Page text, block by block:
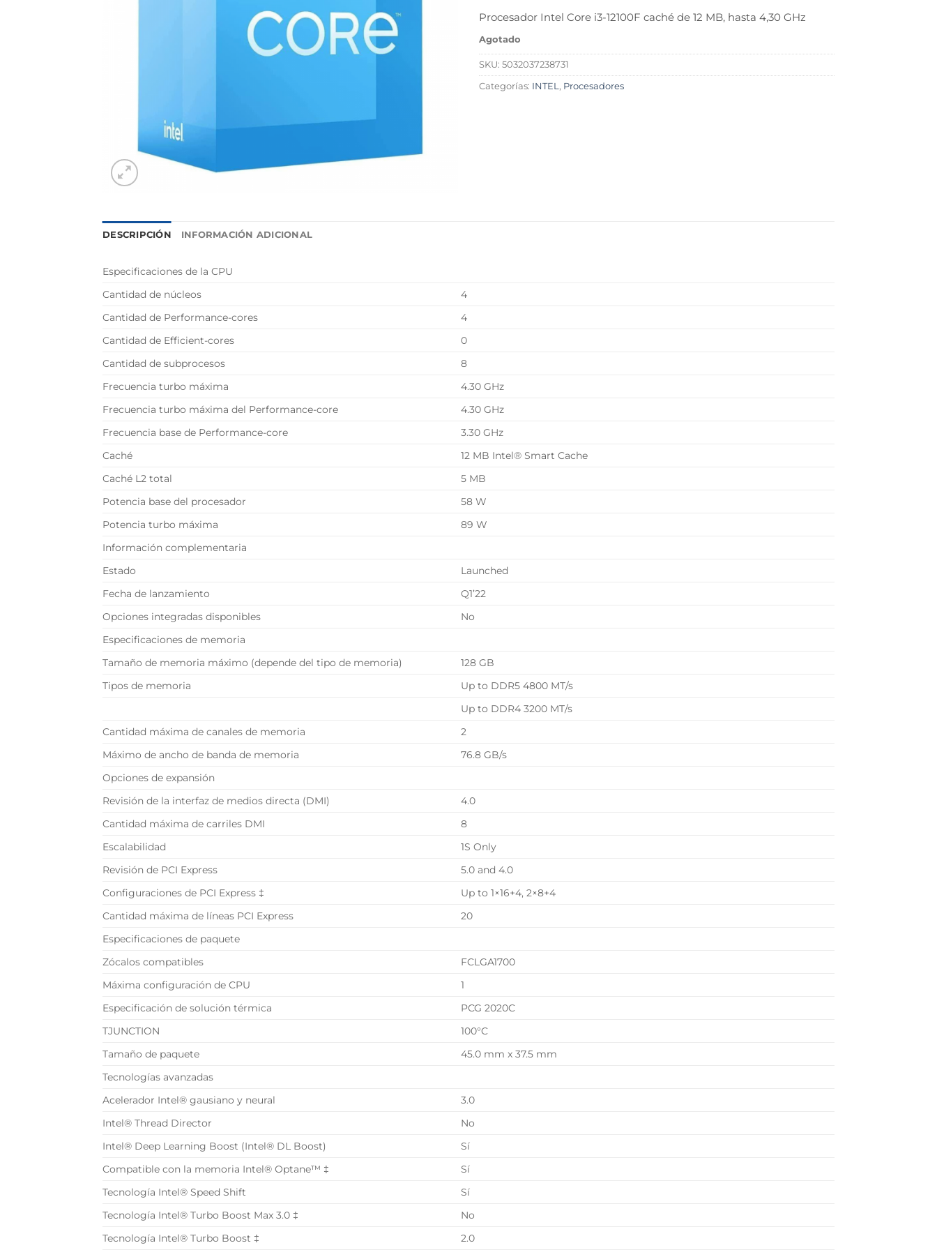
Procesador Intel Core i3-12100F caché de 12 MB, hasta 4,30 GHz
Agotado
SKU: 5032037238731
Categorías: INTEL, Procesadores
DESCRIPCIÓN INFORMACIÓN ADICIONAL
Especificaciones de la CPU
Cantidad de núcleos
4
Cantidad de Performance-cores
4
Cantidad de Efficient-cores
0
Cantidad de subprocesos
8
Frecuencia turbo máxima
4.30 GHz
Frecuencia turbo máxima del Performance-core
4.30 GHz
Frecuencia base de Performance-core
3.30 GHz
Caché
12 MB Intel® Smart Cache
Caché L2 total
5 MB
Potencia base del procesador
58 W
Potencia turbo máxima
89 W
Información complementaria
Estado
Launched
Fecha de lanzamiento
Q1’22
Opciones integradas disponibles
No
Especificaciones de memoria
Tamaño de memoria máximo (depende del tipo de memoria)
128 GB
Tipos de memoria
Up to DDR5 4800 MT/s
Up to DDR4 3200 MT/s
Cantidad máxima de canales de memoria
2
Máximo de ancho de banda de memoria
76.8 GB/s
Opciones de expansión
Revisión de la interfaz de medios directa (DMI)
4.0
Cantidad máxima de carriles DMI
8
Escalabilidad
1S Only
Revisión de PCI Express
5.0 and 4.0
Configuraciones de PCI Express ‡
Up to 1×16+4, 2×8+4
Cantidad máxima de líneas PCI Express
20
Especificaciones de paquete
Zócalos compatibles
FCLGA1700
Máxima configuración de CPU
1
Especificación de solución térmica
PCG 2020C
TJUNCTION
100°C
Tamaño de paquete
45.0 mm x 37.5 mm
Tecnologías avanzadas
Acelerador Intel® gausiano y neural
3.0
Intel® Thread Director
No
Intel® Deep Learning Boost (Intel® DL Boost)
Sí
Compatible con la memoria Intel® Optane™ ‡
Sí
Tecnología Intel® Speed Shift
Sí
Tecnología Intel® Turbo Boost Max 3.0 ‡
No
Tecnología Intel® Turbo Boost ‡
2.0